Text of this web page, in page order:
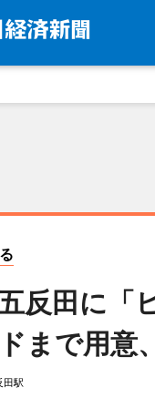
反田に「
まで用意
田駅